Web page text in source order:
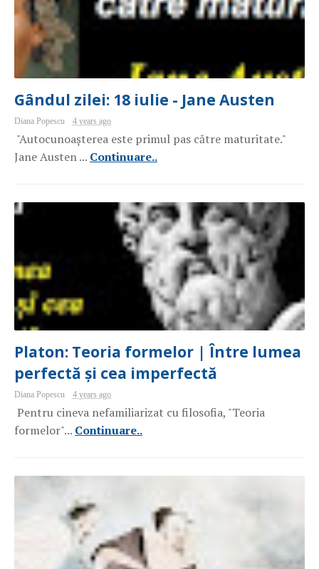
Gândul zilei: 18 iulie - Jane Austen
Diana Popescu 4 years ago
"Autocunoașterea este primul pas către maturitate."
Jane Austen ... Continuare..
Platon: Teoria formelor | Între lumea
perfectă și cea imperfectă
Diana Popescu 4 years ago
Pentru cineva nefamiliarizat cu filosofia, "Teoria
formelor"... Continuare..